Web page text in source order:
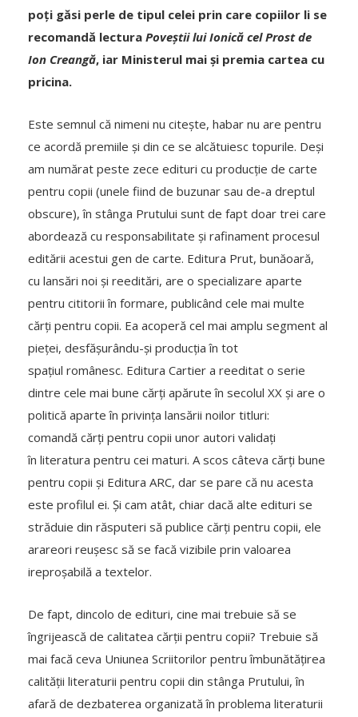
poți găsi perle de tipul celei prin care copiilor li se
recomandă lectura Poveștii lui Ionică cel Prost de
Ion Creangă, iar Ministerul mai și premia cartea cu
pricina.
Este semnul că nimeni nu citește, habar nu are pentru
ce acordă premiile și din ce se alcătuiesc topurile. Deși
am numărat peste zece edituri cu producție de carte
pentru copii (unele fiind de buzunar sau de-a dreptul
obscure), în stânga Prutului sunt de fapt doar trei care
abordează cu responsabilitate și rafinament procesul
editării acestui gen de carte. Editura Prut, bunăoară,
cu lansări noi și reeditări, are o specializare aparte
pentru cititorii în formare, publicând cele mai multe
cărți pentru copii. Ea acoperă cel mai amplu segment al
pieței, desfășurându-și producția în tot
spațiul românesc. Editura Cartier a reeditat o serie
dintre cele mai bune cărți apărute în secolul XX și are o
politică aparte în privința lansării noilor titluri:
comandă cărți pentru copii unor autori validați
în literatura pentru cei maturi. A scos câteva cărți bune
pentru copii și Editura ARC, dar se pare că nu acesta
este profilul ei. Și cam atât, chiar dacă alte edituri se
străduie din răsputeri să publice cărți pentru copii, ele
arareori reușesc să se facă vizibile prin valoarea
ireproșabilă a textelor.
De fapt, dincolo de edituri, cine mai trebuie să se
îngrijească de calitatea cărții pentru copii? Trebuie să
mai facă ceva Uniunea Scriitorilor pentru îmbunătățirea
calității literaturii pentru copii din stânga Prutului, în
afară de dezbaterea organizată în problema literaturii